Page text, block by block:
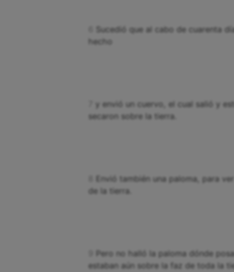
Sucedió que al cabo de cuarenta
hecho
y envió un cuervo, el cual salió y
secaron sobre la tierra.
Envió también una paloma, para
de la tierra.
Pero no halló la paloma dónde
estaban aún sobre la faz de toda la